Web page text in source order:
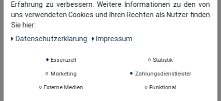
Erfahrung zu verbessern. Weitere Informationen zu den von
uns verwendeten Cookies und Ihren Rechten als Nutzer finden
Sie hier:
Daten­schutz­erklärung
Impressum
Essenziell Statistik
Marketing Zahlungsdienstleister
Externe Medien Funktional